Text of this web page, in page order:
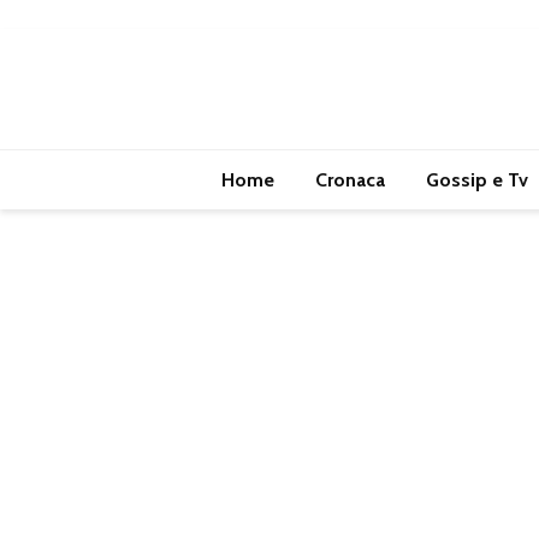
Home Cronaca Gossip e Tv